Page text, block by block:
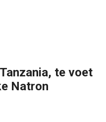
te voet
Natron